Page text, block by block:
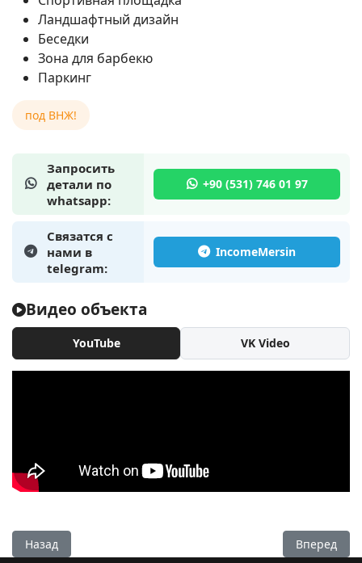
Ландшафтный дизайн
Беседки
Зона для барбекю
Паркинг
под ВНЖ!
Запросить
детали по
whatsapp:
Связатся с
нами в
telegram:
Видео объекта
YouTube VK Video
Предыдущий: Квартира 1+1 в Арпачбахшиш, Мерсин -
Назад Вперед